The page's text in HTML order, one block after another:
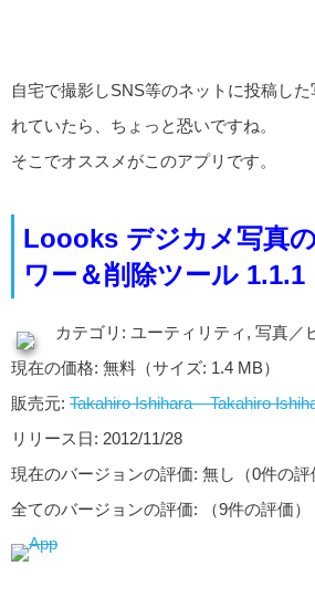
自宅で撮影しSNS等のネットに投稿し
れていたら、ちょっと恐いですね。
そこでオススメがこのアプリです。
Loooks デジカメ写真
ワー＆削除ツール 1.1.1
カテゴリ: ユーティリティ, 写真／
現在の価格: 無料（サイズ: 1.4 MB）
販売元: Takahiro Ishihara – Takahiro
リリース日: 2012/11/28
現在のバージョンの評価: 無し（0件の評
全てのバージョンの評価:
（9件の評価）